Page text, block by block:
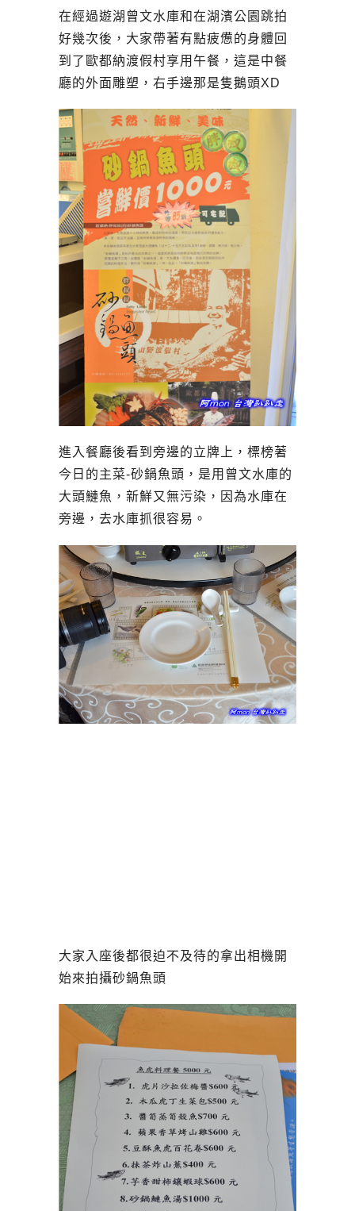
在經過遊湖曾文水庫和在湖濱公園跳拍
好幾次後，大家帶著有點疲憊的身體回
到了歐都納渡假村享用午餐，這是中餐
廳的外面雕塑，右手邊那是隻鵝頭XD
進入餐廳後看到旁邊的立牌上，標榜著
今日的主菜-砂鍋魚頭，是用曾文水庫的
大頭鰱魚 ，新鮮又無污染，因為水庫在
旁邊，去水庫抓很容易。
大家入座後都很迫不及待的拿出相機開
始來拍攝砂鍋魚頭